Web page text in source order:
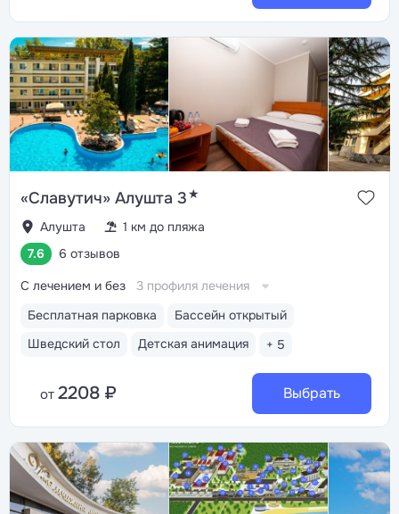
«Славутич» Алушта 3★
Алушта
1 км до пляжа
7.6
6 отзывов
Бесплатная парковка
Бассейн открытый
Шведский стол
Детская анимация + 5
С лечением и без 3 профиля лечения
от 2208 ₽ Выбрать